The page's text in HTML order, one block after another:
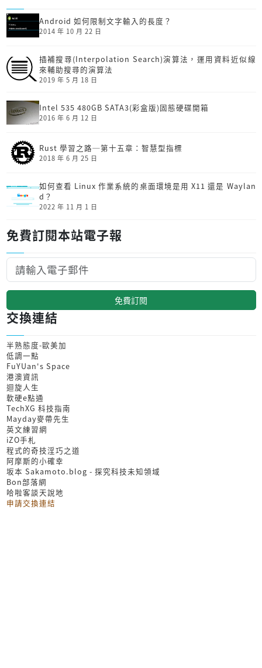
Android 如何限制文字輸入的長度？
2014 年 10 月 22 日
插補搜尋(Interpolation Search)演算法，運用資料近似線
來輔助搜尋的演算法
2019 年 5 月 18 日
Intel 535 480GB SATA3(彩盒版)固態硬碟開箱
2016 年 6 月 12 日
Rust 學習之路─第十五章：智慧型指標
2018 年 6 月 25 日
如何查看 Linux 作業系統的桌面環境是用 X11 還是 Waylan
d？
2022 年 11 月 1 日
免費訂閱本站電子報
免費訂閱
交換連結
半熟態度-歐美加
低調一點
FuYUan's Space
港澳資訊
迴旋人生
軟硬e點通
TechXG 科技指南
Mayday麥帶先生
英文練習網
iZO手札
程式的奇技淫巧之道
阿摩斯的小確幸
坂本 Sakamoto.blog - 探究科技未知領域
Bon部落網
哈啦客談天說地
申請交換連結